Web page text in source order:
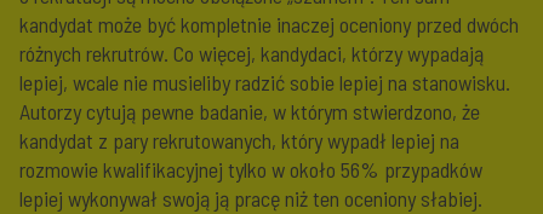
kandydat może być kompletnie inaczej oceniony przed dwóch
różnych rekrutrów. Co więcej, kandydaci, którzy wypadają
lepiej, wcale nie musieliby radzić sobie lepiej na stanowisku.
Autorzy cytują pewne badanie, w którym stwierdzono, że
kandydat z pary rekrutowanych, który wypadł lepiej na
rozmowie kwalifikacyjnej tylko w około 56% przypadków
lepiej wykonywał swoją ją pracę niż ten oceniony słabiej.